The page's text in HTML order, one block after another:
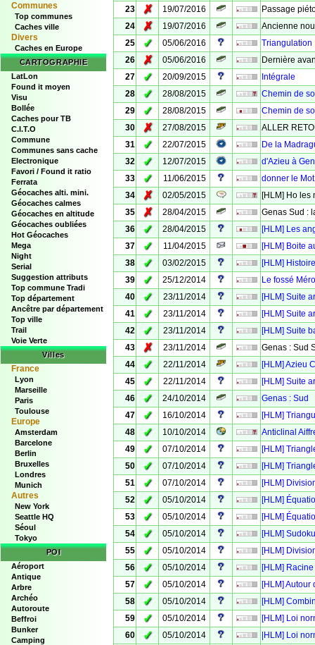
Communes
Top communes
Caches ville
Divers
Caches en Europe
CARTOGRAPHIE
LatLon
Found it moyen
Visu
Bollée
Caches pour TB
C.I.T.O
Commune
Communes sans cache
Electronique
Favori / Found it ratio
Ferrata
Géocaches alti. mini.
Géocaches calmes
Géocaches en altitude
Géocaches oubliées
Hot Géocaches
Mega
Night
Serial
Suggestion attributs
Top commune Tradi
Top département
Ancêtre par département
Top ville
Trail
Voie Verte
Villes
France
Lyon
Marseille
Paris
Toulouse
Europe
Amsterdam
Barcelone
Berlin
Bruxelles
Londres
Munich
Autres
New York
Seattle HQ
Séoul
Tokyo
POI
Aéroport
Antique
Arbre
Archéo
Autoroute
Beffroi
Bunker
Camping
23
✗ 19/07/2016
Passage
24
✗ 19/07/2016
Ancienne
25
✓ 05/06/2016
Triangulation
26
✗ 05/06/2016
Dernière
27
✓ 20/09/2015
Intégrale
28
✓ 28/08/2015
Chemin de
29
✓ 28/08/2015
Chemin de
30
✗ 27/08/2015
ALLER
31
✓ 22/07/2015
De la
32
✓ 12/07/2015
d'Azieu à
33
✓ 11/06/2015
donner le
34
✗ 02/05/2015
[HLM] Ho les
35
✗ 28/04/2015
Genas Sud :
36
✓ 28/04/2015
[HLM] Les
37
✓ 11/04/2015
[HLM] Boite
38
✓ 03/02/2015
[HLM]
39
✓ 25/12/2014
Le fossé
40
✓ 23/11/2014
[HLM] Suite
41
✓ 23/11/2014
[HLM] Suite
42
✓ 23/11/2014
[HLM] Suite
43
✗ 23/11/2014
Genas : Sud
44
✓ 22/11/2014
[HLM] Azieu
45
✓ 22/11/2014
[HLM] Suite
46
✓ 24/10/2014
Genas : Sud
47
✓ 16/10/2014
[HLM]
48
✓ 10/10/2014
Anticlinal
49
✓ 07/10/2014
[HLM]
50
✓ 07/10/2014
[HLM]
51
✓ 07/10/2014
[HLM]
52
✓ 05/10/2014
[HLM]
53
✓ 05/10/2014
[HLM]
54
✓ 05/10/2014
[HLM]
55
✓ 05/10/2014
[HLM]
56
✓ 05/10/2014
[HLM]
57
✓ 05/10/2014
[HLM] Autour
58
✓ 05/10/2014
[HLM]
59
✓ 05/10/2014
[HLM] Loi
60
✓ 05/10/2014
|HLM] Loi